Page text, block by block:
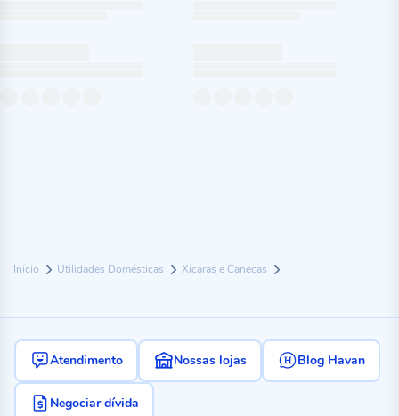
Início Utilidades Domésticas Xícaras e Canecas
Atendimento Nossas lojas Blog Havan
Negociar dívida